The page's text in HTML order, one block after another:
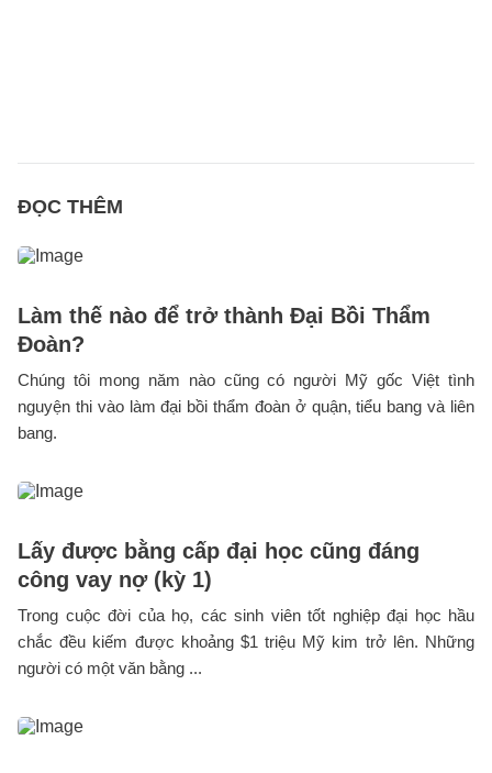
ĐỌC THÊM
Làm thế nào để trở thành Đại Bồi Thẩm
Đoàn?
Chúng tôi mong năm nào cũng có người Mỹ gốc Việt tình
nguyện thi vào làm đại bồi thẩm đoàn ở quận, tiểu bang và liên
bang.
Lấy được bằng cấp đại học cũng đáng
công vay nợ (kỳ 1)
Trong cuộc đời của họ, các sinh viên tốt nghiệp đại học hầu
chắc đều kiếm được khoảng $1 triệu Mỹ kim trở lên. Những
người có một văn bằng ...